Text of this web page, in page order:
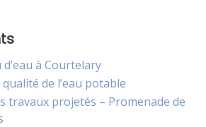
à Courtelary
de l’eau potable
travaux projetés – Promenade de